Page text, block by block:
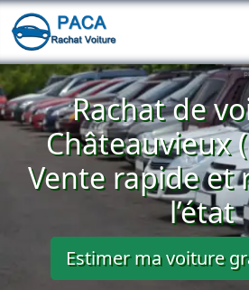
Rachat de
Châteauvieux
Vente rapide et
l’état
Estimer ma voiture